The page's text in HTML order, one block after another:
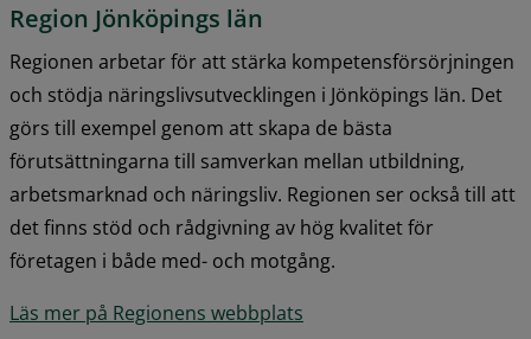
Region Jönköpings län
Regionen arbetar för att stärka kompetensförsörjningen
och stödja näringslivsutvecklingen i Jönköpings län. Det
görs till exempel genom att skapa de bästa
förutsättningarna till samverkan mellan utbildning,
arbetsmarknad och näringsliv. Regionen ser också till att
det finns stöd och rådgivning av hög kvalitet för
företagen i både med- och motgång.
Läs mer på Regionens webbplats